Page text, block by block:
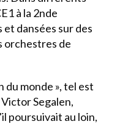
à la 2nde
dansées sur des
orchestres de
du monde », tel est
Segalen,
poursuivait au loin,